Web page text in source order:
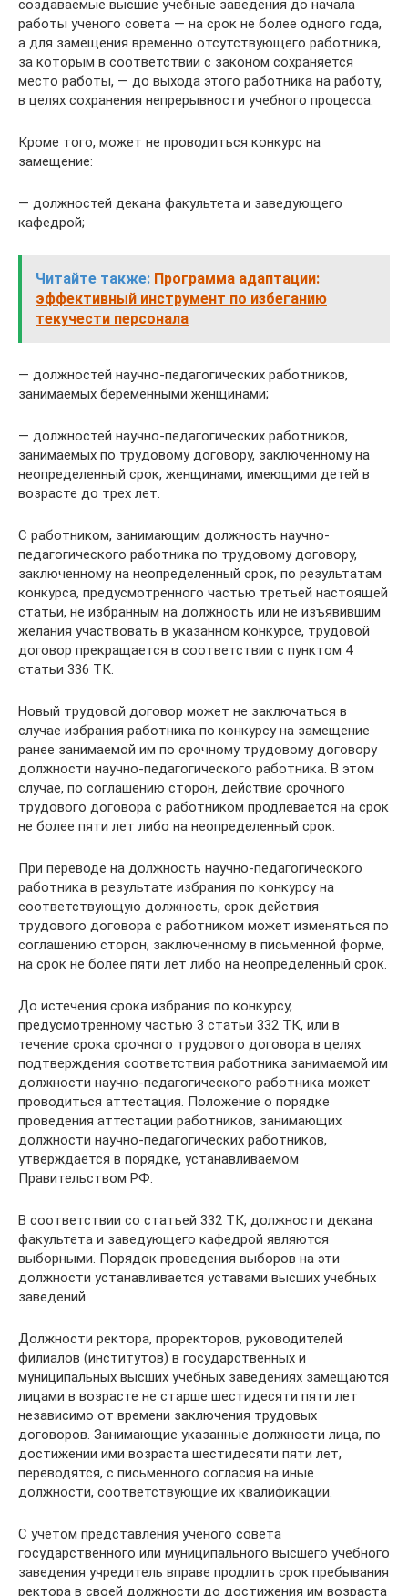
создаваемые высшие учебные заведения до начала
работы ученого совета — на срок не более одного года,
а для замещения временно отсутствующего работника,
за которым в соответствии с законом сохраняется
место работы, — до выхода этого работника на работу,
в целях сохранения непрерывности учебного процесса.
Кроме того, может не проводиться конкурс на
замещение:
— должностей декана факультета и заведующего
кафедрой;
Читайте также: Программа адаптации:
эффективный инструмент по избеганию
текучести персонала
— должностей научно-педагогических работников,
занимаемых беременными женщинами;
— должностей научно-педагогических работников,
занимаемых по трудовому договору, заключенному на
неопределенный срок, женщинами, имеющими детей в
возрасте до трех лет.
С работником, занимающим должность научно-
педагогического работника по трудовому договору,
заключенному на неопределенный срок, по результатам
конкурса, предусмотренного частью третьей настоящей
статьи, не избранным на должность или не изъявившим
желания участвовать в указанном конкурсе, трудовой
договор прекращается в соответствии с пунктом 4
статьи 336 ТК.
Новый трудовой договор может не заключаться в
случае избрания работника по конкурсу на замещение
ранее занимаемой им по срочному трудовому договору
должности научно-педагогического работника. В этом
случае, по соглашению сторон, действие срочного
трудового договора с работником продлевается на срок
не более пяти лет либо на неопределенный срок.
При переводе на должность научно-педагогического
работника в результате избрания по конкурсу на
соответствующую должность, срок действия
трудового договора с работником может изменяться по
соглашению сторон, заключенному в письменной форме,
на срок не более пяти лет либо на неопределенный срок.
До истечения срока избрания по конкурсу,
предусмотренному частью 3 статьи 332 ТК, или в
течение срока срочного трудового договора в целях
подтверждения соответствия работника занимаемой им
должности научно-педагогического работника может
проводиться аттестация. Положение о порядке
проведения аттестации работников, занимающих
должности научно-педагогических работников,
утверждается в порядке, устанавливаемом
Правительством РФ.
В соответствии со статьей 332 ТК, должности декана
факультета и заведующего кафедрой являются
выборными. Порядок проведения выборов на эти
должности устанавливается уставами высших учебных
заведений.
Должности ректора, проректоров, руководителей
филиалов (институтов) в государственных и
муниципальных высших учебных заведениях замещаются
лицами в возрасте не старше шестидесяти пяти лет
независимо от времени заключения трудовых
договоров. Занимающие указанные должности лица, по
достижении ими возраста шестидесяти пяти лет,
переводятся, с письменного согласия на иные
должности, соответствующие их квалификации.
С учетом представления ученого совета
государственного или муниципального высшего учебного
заведения учредитель вправе продлить срок пребывания
ректора в своей должности до достижения им возраста